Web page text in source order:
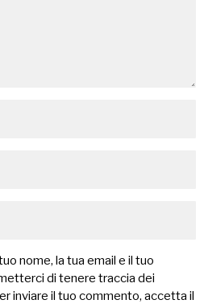
nome, la tua email e il tuo
di tenere traccia dei
inviare il tuo commento, accetta il